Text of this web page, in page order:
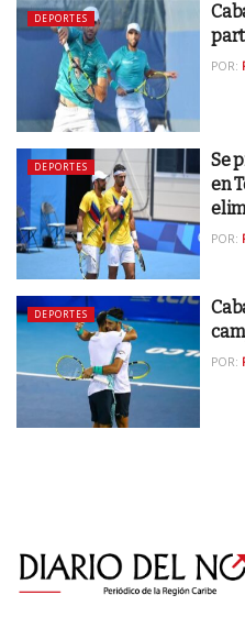
DEPORTES
POR:
DEPORTES
Se
en
POR:
DEPORTES
POR: